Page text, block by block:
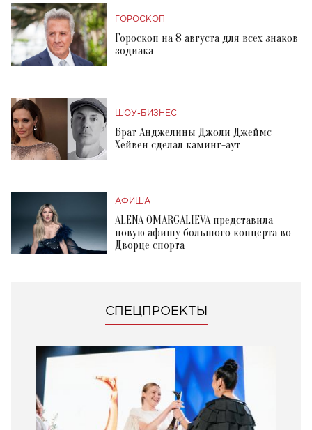
ГОРОСКОП
Гороскоп на 8 августа для всех знаков
зодиака
ШОУ-БИЗНЕС
Брат Анджелины Джоли Джеймс
Хейвен сделал каминг-аут
АФИША
ALENA OMARGALIEVA представила
новую афишу большого концерта во
Дворце спорта
СПЕЦПРОЕКТЫ